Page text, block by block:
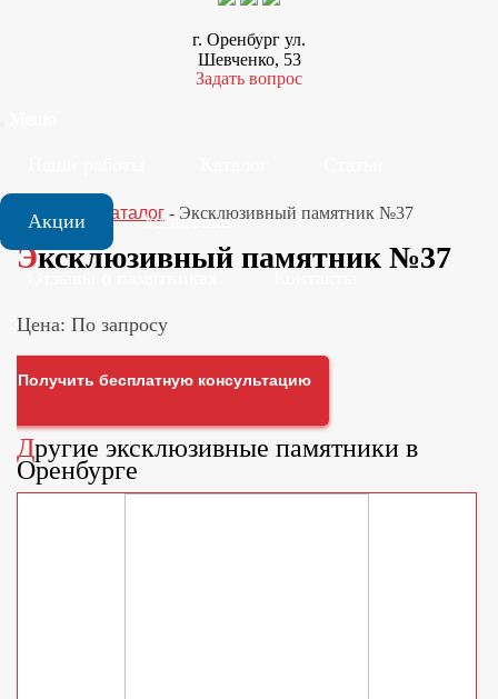
г. Оренбург ул.
Шевченко, 53
Задать вопрос
Акции Установка
Главная Каталог - Эксклюзивный памятник №37
Эксклюзивный памятник №37
Цена: По запросу
Получить бесплатную консультацию
Другие эксклюзивные памятники в
Оренбурге